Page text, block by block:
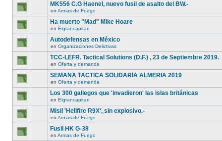
MK556 C.G Haenel, nuevo fusil de asalto del BW.-
en Armas de Fuego
Ha muerto "Mad" Mike Hoare
en Elgrancapitan
Autodefensas en México
en Organizaciones Delictivas
TCC-LEFR. Tactical Solutions (D.F.) , 23 de Septiembre 2019.
en Oferta y demanda
SEMANA TACTICA SOLIDARIA ALMERIA 2019
en Oferta y demanda
Los 300 gallegos que 'invadieron' las islas británicas
en Elgrancapitan
Misil 'Hellfire R9X', sin explosivo.-
en Armas de Fuego
Fusil HK G-38
en Armas de Fuego